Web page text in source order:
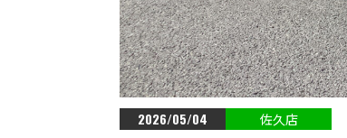
2026/05/04 佐久店